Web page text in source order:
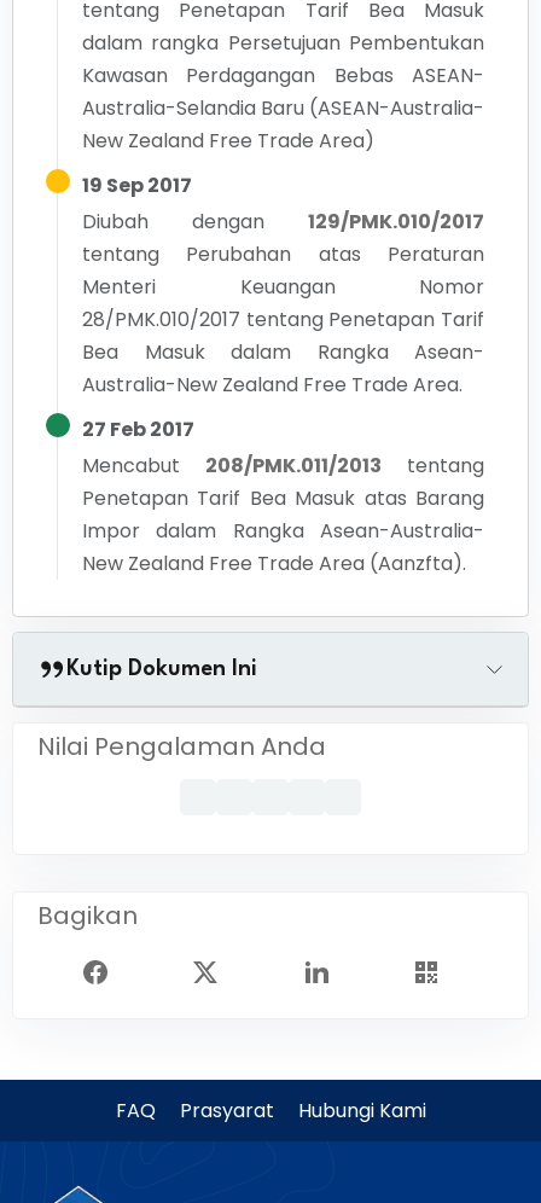
tentang Penetapan Tarif Bea Masuk
dalam rangka Persetujuan Pembentukan
Kawasan Perdagangan Bebas ASEAN-
Australia-Selandia Baru (ASEAN-Australia-
New Zealand Free Trade Area)
19 Sep 2017
Diubah dengan
129/PMK.010/2017
tentang Perubahan atas Peraturan
Menteri Keuangan Nomor
28/PMK.010/2017 tentang Penetapan Tarif
Bea Masuk dalam Rangka Asean-
Australia-New Zealand Free Trade Area.
27 Feb 2017
Mencabut
208/PMK.011/2013
tentang
Penetapan Tarif Bea Masuk atas Barang
Impor dalam Rangka Asean-Australia-
New Zealand Free Trade Area (Aanzfta).
Kutip Dokumen Ini
Nilai Pengalaman Anda
Bagikan
FAQ Prasyarat Hubungi Kami